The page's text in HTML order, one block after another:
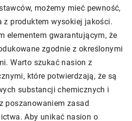
możemy mieć pewność,
z produktem wysokiej jakości.
elementem gwarantującym, że
zgodnie z określonymi
Warto szukać nasion z
które potwierdzają, że są
substancji chemicznych i
poszanowaniem zasad
Aby unikać nasion o